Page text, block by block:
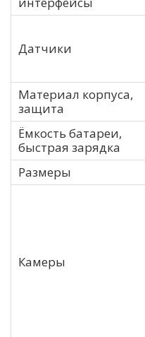
Датчики
Материал корпуса,
защита
Ёмкость батареи,
быстрая зарядка
Размеры
Камеры